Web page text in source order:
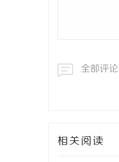
全部评论
相关阅读